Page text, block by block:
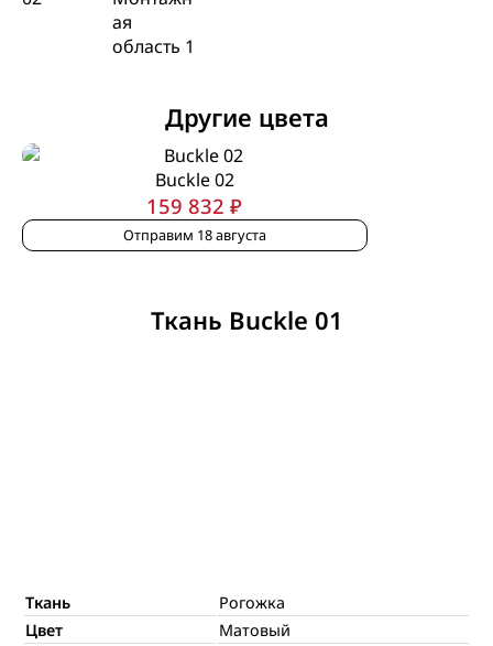
Другие цвета
Buckle 02
159 832 ₽
Отправим 18 августа
Ткань Buckle 01
Ткань
Рогожка
Цвет
Матовый